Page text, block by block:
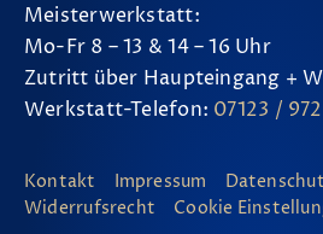
Meisterwerkstatt:
Mo-Fr 8 – 13 & 14 – 16 Uhr
Zutritt über Haupteingang +
Werkstatt-Telefon: 07123 /
Kontakt Impressum
Widerrufsrecht
Cookie